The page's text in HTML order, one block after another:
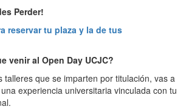
Perder!
reservar tu plaza y la de tus
venir al Open Day UCJC?
talleres que se imparten por titulación, vas a
experiencia universitaria vinculada con tu